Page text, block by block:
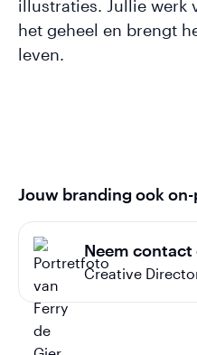
illustraties. Jullie werk
het geheel en brengt
leven.
Jouw branding ook
Neem contact
Creative